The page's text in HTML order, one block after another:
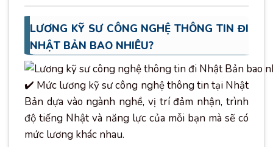
LƯƠNG KỸ SƯ CÔNG NGHỆ THÔNG TIN ĐI
NHẬT BẢN BAO NHIÊU?
✔️ Mức lương kỹ sư công nghệ thông tin tại Nhật
Bản dựa vào ngành nghề, vị trí đảm nhận, trình
độ tiếng Nhật và năng lực của mỗi bạn mà sẽ có
mức lương khác nhau.